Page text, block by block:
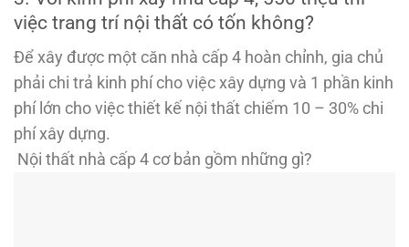
việc trang trí nội thất có tốn không?
Để xây được một căn nhà cấp 4 hoàn chỉnh, gia chủ
phải chi trả kinh phí cho việc xây dựng và 1 phần kinh
phí lớn cho việc thiết kế nội thất chiếm 10 – 30% chi
phí xây dựng.
Nội thất nhà cấp 4 cơ bản gồm những gì?